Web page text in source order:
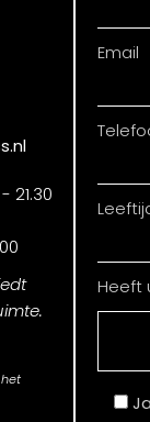
21.30
Email
Heeft